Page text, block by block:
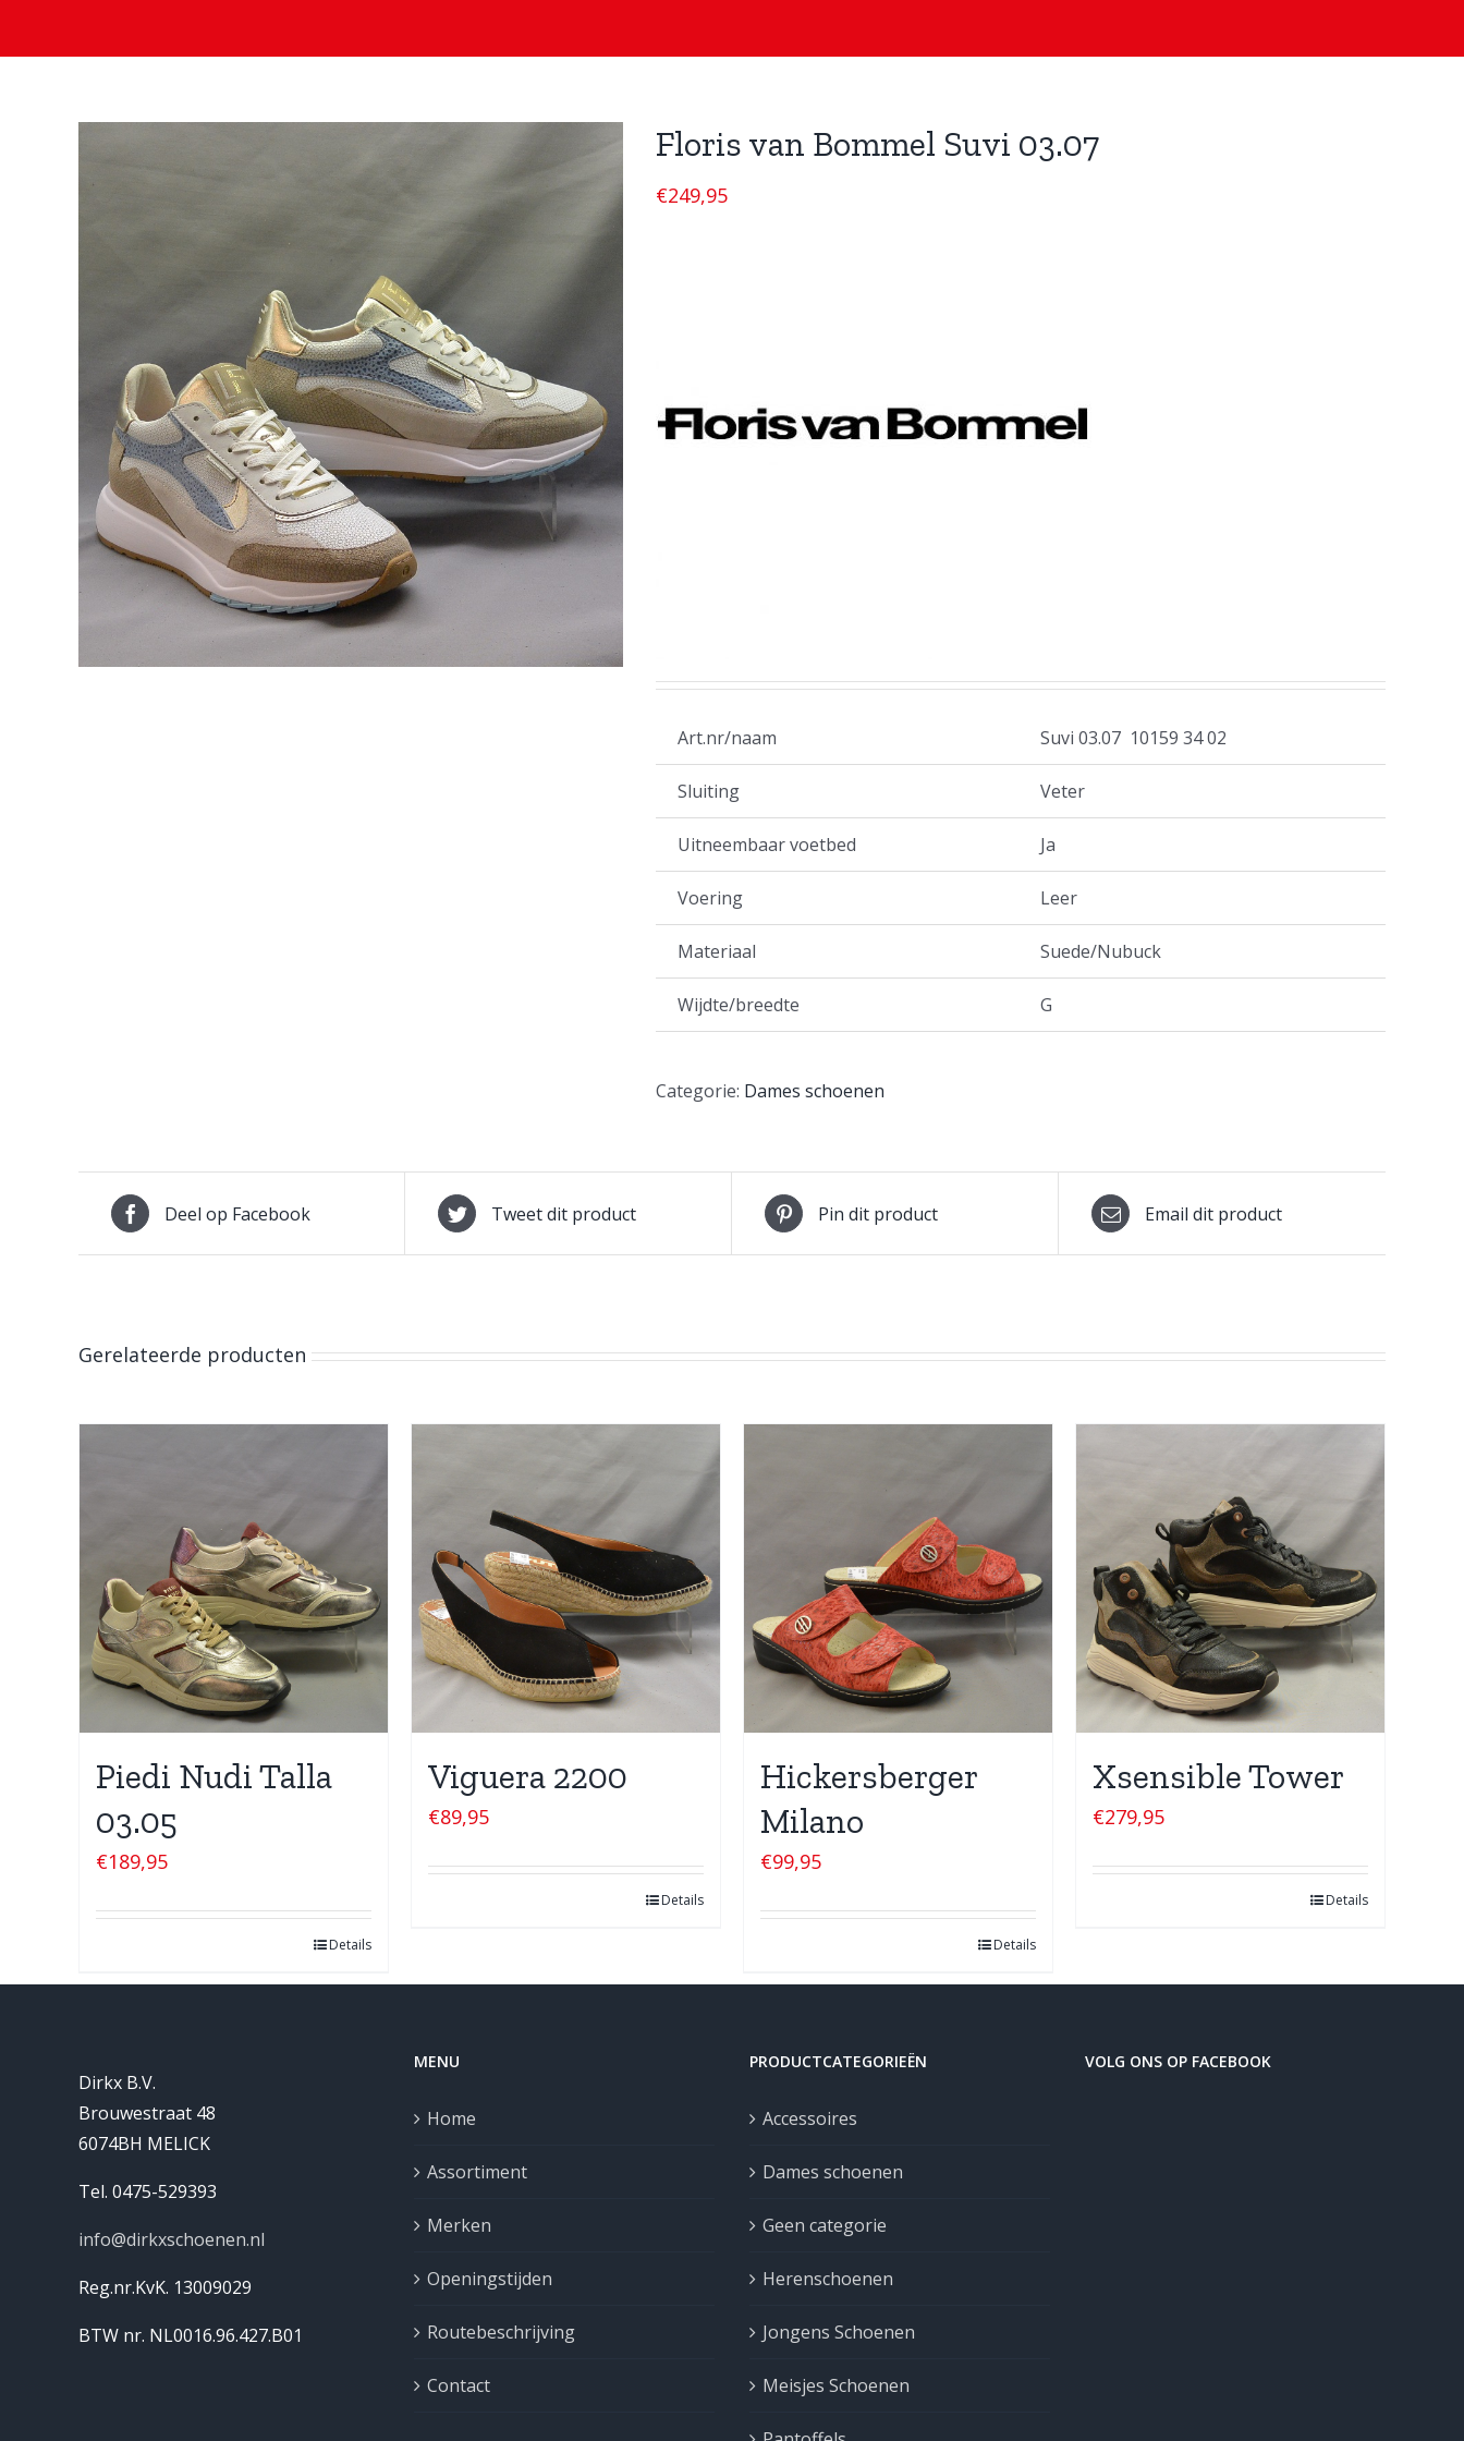
Floris van Bommel Suvi 03.07
€249,95
Art.nr/naam Suvi 03.07 10159 34 02
Sluiting Veter
Uitneembaar voetbed Ja
Voering Leer
Materiaal Suede/Nubuck
Wijdte/breedte G
Categorie: Dames schoenen
Deel op Facebook Tweet dit product Pin dit product Email dit product
Gerelateerde producten
Piedi Nudi Talla
03.05
€189,95
Details
Viguera 2200
€89,95
Details
Hickersberger
Milano
€99,95
Details
Xsensible Tower
€279,95
Details
Dirkx B.V.
Brouwestraat 48
6074BH MELICK
Tel. 0475-529393
info@dirkxschoenen.nl
Reg.nr.KvK. 13009029
BTW nr. NL0016.96.427.B01
MENU
Home
Assortiment
Merken
Openingstijden
Routebeschrijving
Contact
PRODUCTCATEGORIEËN
Accessoires
Dames schoenen
Geen categorie
Herenschoenen
Jongens Schoenen
Meisjes Schoenen
VOLG ONS OP FACEBOOK